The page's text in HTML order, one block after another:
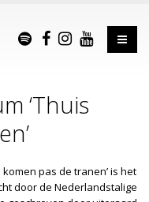
‘Thuis
pas de tranen’ is het
door de Nederlandstalige